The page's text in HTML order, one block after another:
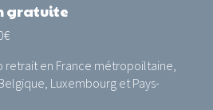
gratuite
retrait en France métropoiltaine,
Luxembourg et Pays-